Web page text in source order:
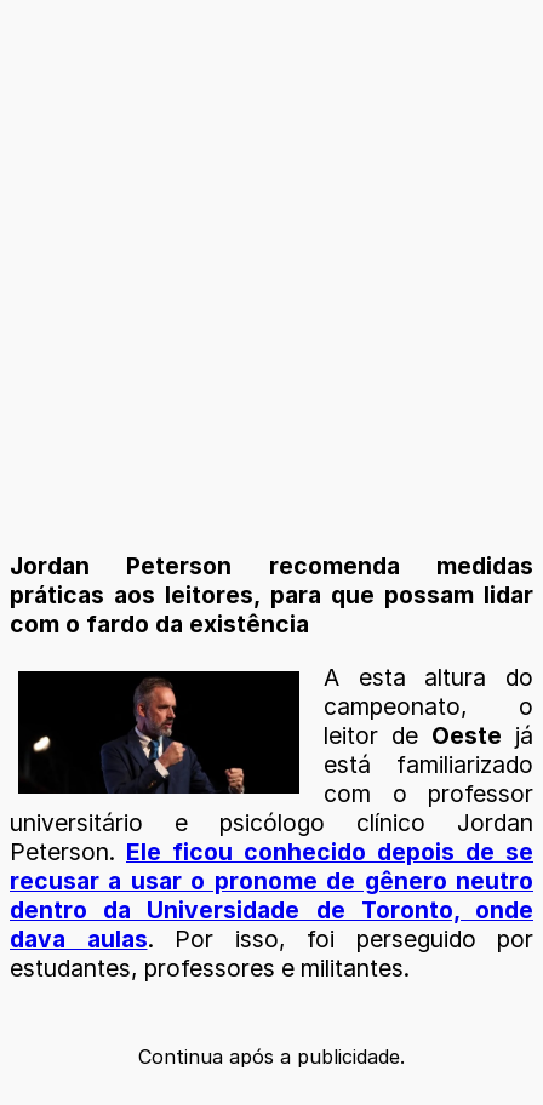
Jordan Peterson recomenda medidas
práticas aos leitores, para que possam lidar
com o fardo da existência
A esta altura do
campeonato, o
leitor de Oeste já
está familiarizado
com o professor
universitário e psicólogo clínico Jordan
Peterson. Ele ficou conhecido depois de se
recusar a usar o pronome de gênero neutro
dentro da Universidade de Toronto, onde
dava aulas. Por isso, foi perseguido por
estudantes, professores e militantes.
Continua após a publicidade.